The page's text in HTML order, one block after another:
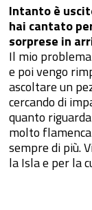
Intanto è
hai cantato
sorprese in
Il mio
e poi vengo
ascoltare un
cercando di
quanto riguarda
molto
sempre di più.
la Isla e per la